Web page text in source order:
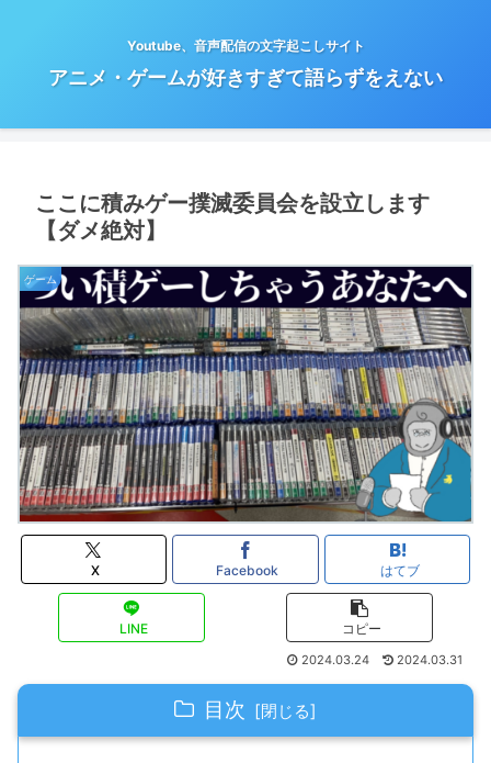
Youtube、音声配信の文字起こしサイト
アニメ・ゲームが好きすぎて語らずをえない
ここに積みゲー撲滅委員会を設立します
【ダメ絶対】
ゲーム
X Facebook はてブ
LINE コピー
2024.03.24 2024.03.31
目次